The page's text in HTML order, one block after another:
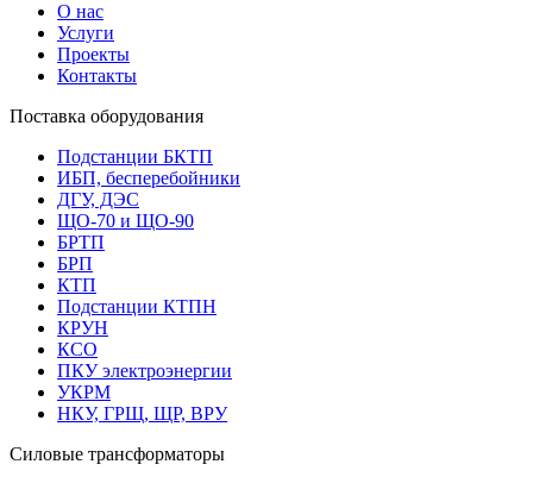
О нас
Услуги
Проекты
Контакты
Поставка оборудования
Подстанции БКТП
ИБП, бесперебойники
ДГУ, ДЭС
ЩО-70 и ЩО-90
БРТП
БРП
КТП
Подстанции КТПН
КРУН
КСО
ПКУ электроэнергии
УКРМ
НКУ, ГРЩ, ЩР, ВРУ
Силовые трансформаторы